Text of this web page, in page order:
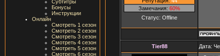
Субтитры
Бонусы
Инструкции
Онлайн
Смотреть 1 сезон
Смотреть 2 сезон
Смотреть 3 сезон
Смотреть 4 сезон
Смотреть 5 сезон
Смотреть 6 сезон
Замечания: 60%
Статус: Offline
Tier88 Дата: